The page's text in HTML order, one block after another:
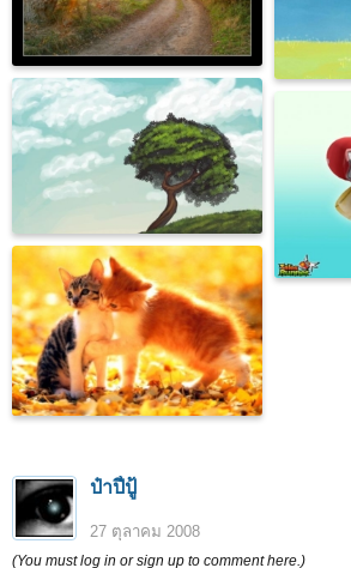
ป๋าปี๋ปู้
27 ตุลาคม 2008
(You must log in or sign up to comment here.)